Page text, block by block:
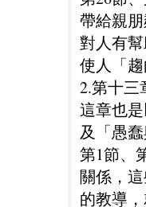
帶給親
對人有
使人「
2.第十三
這章也
及「愚
第1節、
關係，
的教導